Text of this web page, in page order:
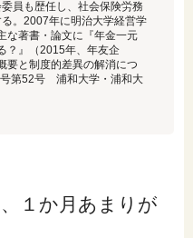
員も歴任し、社会保険労務
。2007年に明治大学経営学
な著書・論文に『年金一元
？』（2015年、年友企
要と制度的差異の解消につ
第52号 浦和大学・浦和大
１か月あまりが